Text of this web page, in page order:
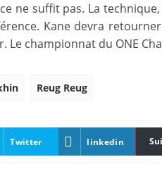
ne suffit pas. La
Kane devra
Le championnat du ONE
Reug Reug
Twitter linkedin